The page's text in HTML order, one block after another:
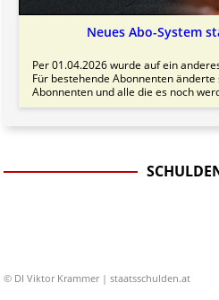
Neues Abo-System
Per 01.04.2026 wurde auf ein
Für bestehende Abonnenten änderte
Abonnenten und alle die es noch
© DI Viktor Krammer | staatsschulden.at